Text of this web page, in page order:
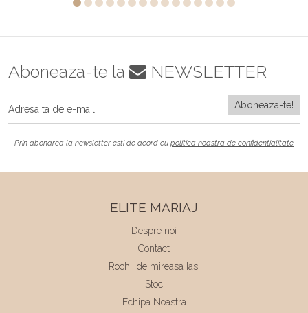
Aboneaza-te la NEWSLETTER
Prin abonarea la newsletter esti de acord cu politica noastra de confidentialitate
ELITE MARIAJ
Despre noi
Contact
Rochii de mireasa Iasi
Stoc
Echipa Noastra